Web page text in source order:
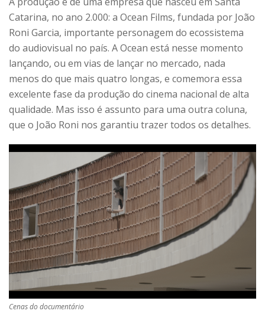
Catarina, no ano 2.000: a Ocean Films, fundada por João
Roni Garcia, importante personagem do ecossistema
do audiovisual no país. A Ocean está nesse momento
lançando, ou em vias de lançar no mercado, nada
menos do que mais quatro longas, e comemora essa
excelente fase da produção do cinema nacional de alta
qualidade. Mas isso é assunto para uma outra coluna,
que o João Roni nos garantiu trazer todos os detalhes.
Cenas do documentário